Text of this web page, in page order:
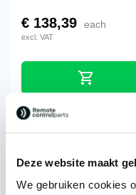
Deze website maakt
We gebruiken cookies
€ 138,39 each
excl. VAT